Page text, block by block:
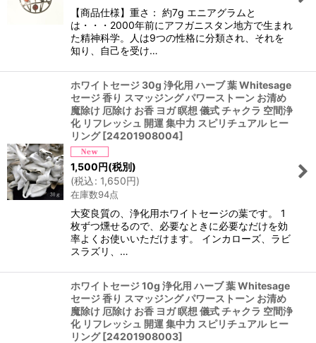
【商品仕様】重さ： 約7g エニアグラムと
は・・・2000年前にアフガニスタン地方で生まれ
た精神科学。人は9つの性格に分類され、それを
知り、自己を受け…
ホワイトセージ 30g 浄化用 ハーブ 葉 Whitesage
セージ 香り スマッジング パワーストーン お清め
魔除け 厄除け お香 ヨガ 瞑想 儀式 チャクラ 空間浄
化 リフレッシュ 開運 集中力 スピリチュアル ヒー
リング [24201908004]
1,500円(税別)
(税込: 1,650円)
在庫数94点
大変良質の、浄化用ホワイトセージの葉です。 1
枚ずつ燻せるので、必要なときに必要なだけを効
率よくお使いいただけます。 インカローズ、ラビ
スラズリ、…
ホワイトセージ 10g 浄化用 ハーブ 葉 Whitesage
セージ 香り スマッジング パワーストーン お清め
魔除け 厄除け お香 ヨガ 瞑想 儀式 チャクラ 空間浄
化 リフレッシュ 開運 集中力 スピリチュアル ヒー
リング [24201908003]